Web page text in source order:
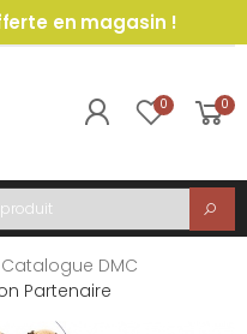
en magasin !
0 0
Catalogue DMC
Partenaire